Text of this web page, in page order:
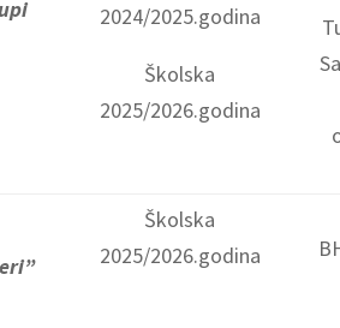
2024/2025.godina
Školska
2025/2026.godina
Školska
2025/2026.godina